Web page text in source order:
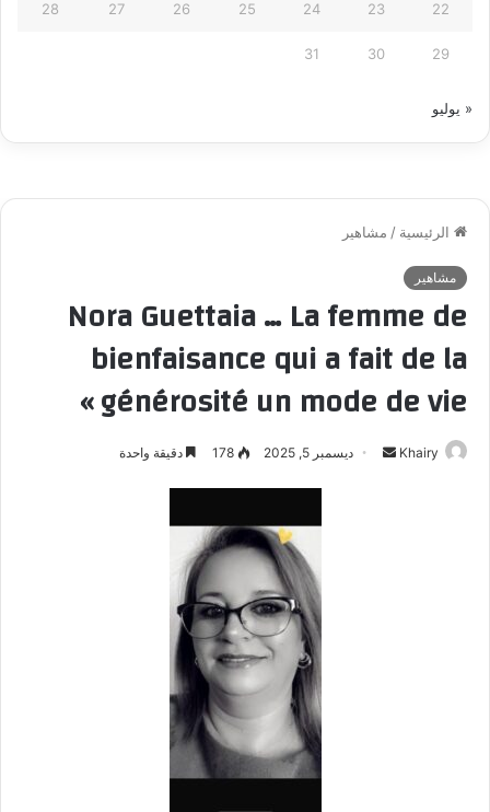
22
23
24
25
26
27
28
29
30
31
« يوليو